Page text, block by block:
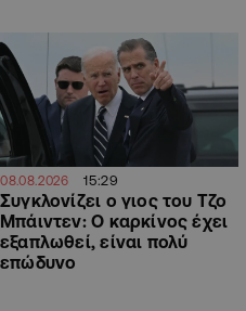
08.08.2026 15:29
Συγκλονίζει ο γιος του Τζο
Μπάιντεν: Ο καρκίνος έχει
εξαπλωθεί, είναι πολύ
επώδυνο